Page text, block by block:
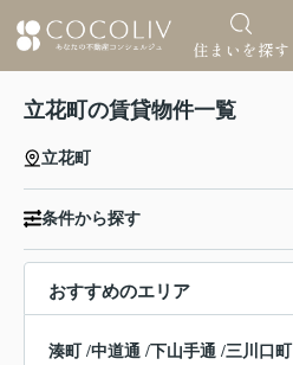
立花町の賃貸物件一覧
立花町
条件から探す
おすすめのエリア
湊町/中道通 /下山手通 /三川口町